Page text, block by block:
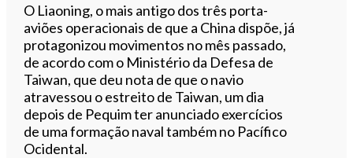
O Liaoning, o mais antigo dos três porta-
aviões operacionais de que a China dispõe, já
protagonizou movimentos no mês passado,
de acordo com o Ministério da Defesa de
Taiwan, que deu nota de que o navio
atravessou o estreito de Taiwan, um dia
depois de Pequim ter anunciado exercícios
de uma formação naval também no Pacífico
Ocidental.